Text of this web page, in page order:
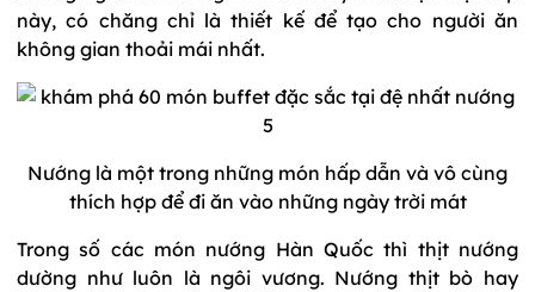
này, có chăng chỉ là thiết kế để tạo cho người ăn
không gian thoải mái nhất.
Nướng là một trong những món hấp dẫn và vô cùng
thích hợp để đi ăn vào những ngày trời mát
Trong số các món nướng Hàn Quốc thì thịt nướng
dường như luôn là ngôi vương. Nướng thịt bò hay